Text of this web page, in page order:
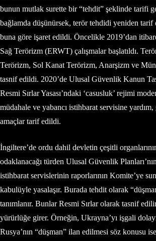
bunun mutlak surette bir “tehdit” şeklinde tarifi
bağlamda düşünürsek, terör tehdidi yeniden tarif
buna göre işaret edildi. Öncelikle 2019’dan
Sağ Terörizm (ERWT) çalışmalar başlatıldı.
Terörizm, Sol Kanat Terörizm, Anarşizm ve
tasnif edildi. 2020’de Ulusal Güvenlik Kanun
Resmi Sırlar Yasası’ndaki ‘casusluk’ rejimi
müdahale ve yabancı istihbarat servisine
amaçlar tarif edildi.
İngiltere’de ordu dahil devletin çeşitli
odaklanacağı türden Ulusal Güvenlik
istihbarat servislerinin raporlarının Komite’ye
kabulüyle yasalaşır. Burada tehdit olarak
tanımlanır. Bunlar Resmi Sırlar olarak tasnif
yürürlüğe girer. Örneğin, Ukrayna’yı işgali
Rusya’nın “düşman” ilan edilmesi söz konusu